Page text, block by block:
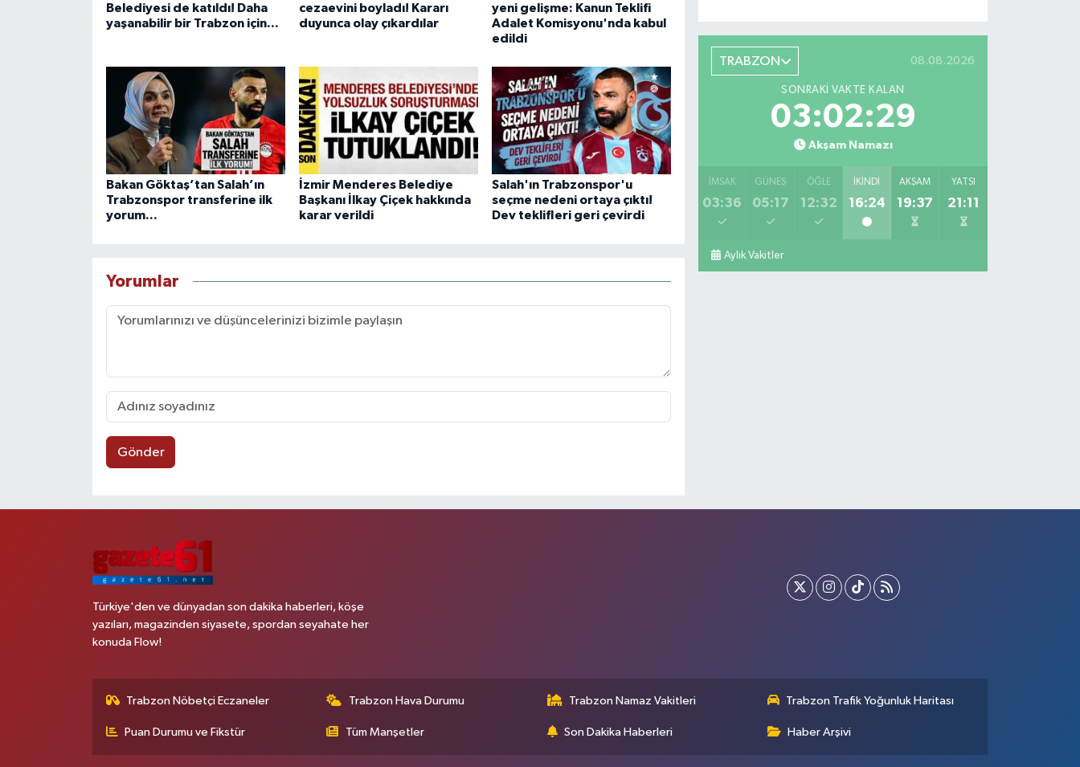
Belediyesi de katıldı! Daha
yaşanabilir bir Trabzon için...
cezaevini boyladı! Kararı
duyunca olay çıkardılar
yeni gelişme: Kanun Teklifi
Adalet Komisyonu'nda kabul
edildi
Bakan Göktaş’tan Salah’ın
Trabzonspor transferine ilk
yorum...
İzmir Menderes Belediye
Başkanı İlkay Çiçek hakkında
karar verildi
Salah'ın Trabzonspor'u
seçme nedeni ortaya çıktı!
Dev teklifleri geri çevirdi
Yorumlar
Gönder
TRABZON 08.08.2026
SONRAKI VAKTE KALAN
03:02:28
Akşam Namazı
İMSAK
03:36
GÜNEŞ
05:17
ÖĞLE
12:32
İKINDI
16:24
AKŞAM
19:37
YATSI
21:11
Aylık Vakitler
Türkiye'den ve dünyadan son dakika haberleri, köşe
yazıları, magazinden siyasete, spordan seyahate her
konuda Flow!
Trabzon Nöbetçi Eczaneler Trabzon Hava Durumu Trabzon Namaz Vakitleri Trabzon Trafik Yoğunluk Haritası
Puan Durumu ve Fikstür Tüm Manşetler Son Dakika Haberleri Haber Arşivi